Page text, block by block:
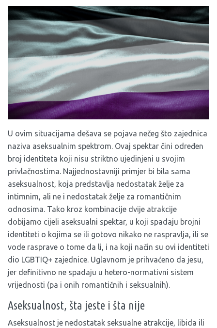
U ovim situacijama dešava se pojava nečeg što zajednica
naziva aseksualnim spektrom. Ovaj spektar čini određen
broj identiteta koji nisu striktno ujedinjeni u svojim
privlačnostima. Najjednostavniji primjer bi bila sama
aseksualnost, koja predstavlja nedostatak želje za
intimnim, ali ne i nedostatak želje za romantičnim
odnosima. Tako kroz kombinacije dvije atrakcije
dobijamo cijeli aseksualni spektar, u koji spadaju brojni
identiteti o kojima se ili gotovo nikako ne raspravlja, ili se
vode rasprave o tome da li, i na koji način su ovi identiteti
dio LGBTIQ+ zajednice. Uglavnom je prihvaćeno da jesu,
jer definitivno ne spadaju u hetero-normativni sistem
vrijednosti (pa i onih romantičnih i seksualnih).
Aseksualnost, šta jeste i šta nije
Aseksualnost je nedostatak seksualne atrakcije, libida ili